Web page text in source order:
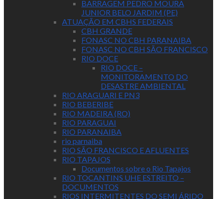
BARRAGEM PEDRO MOURA
JUNIOR BELO JARDIM (PE)
ATUAÇÃO EM CBHS FEDERAIS
CBH GRANDE
FONASC NO CBH PARANAIBA
FONASC NO CBH SÃO FRANCISCO
RIO DOCE
RIO DOCE –
MONITORAMENTO DO
DESASTRE AMBIENTAL
RIO ARAGUARI E PN3
RIO BEBERIBE
RIO MADEIRA (RO)
RIO PARAGUAI
RIO PARANAIBA
rio parnaiba
RIO SÃO FRANCISCO E AFLUENTES
RIO TAPAJOS
Documentos sobre o Rio Tapajos
RIO TOCANTINS UHE ESTREITO –
DOCUMENTOS
RIOS INTERMITENTES DO SEMI ÁRIDO